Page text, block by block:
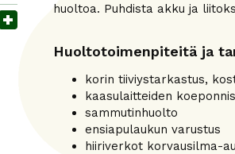
huoltoa. Puhdista akku ja
Huoltotoimenpiteitä ja
korin tiiviystarkastus,
kaasulaitteiden
sammutinhuolto
ensiapulaukun varustus
hiiriverkot korvausilma-